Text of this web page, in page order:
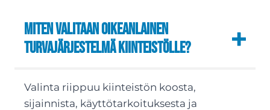
Miten valitaan oikeanlainen
turvajärjestelmä kiinteistölle?
Valinta riippuu kiinteistön koosta,
sijainnista, käyttötarkoituksesta ja